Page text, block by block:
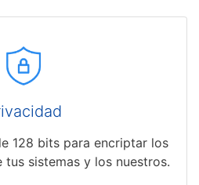
128 bits para encriptar los
sistemas y los nuestros.